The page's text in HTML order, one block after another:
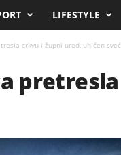
LIFESTYLE
crkvu i župni ured, uhićen